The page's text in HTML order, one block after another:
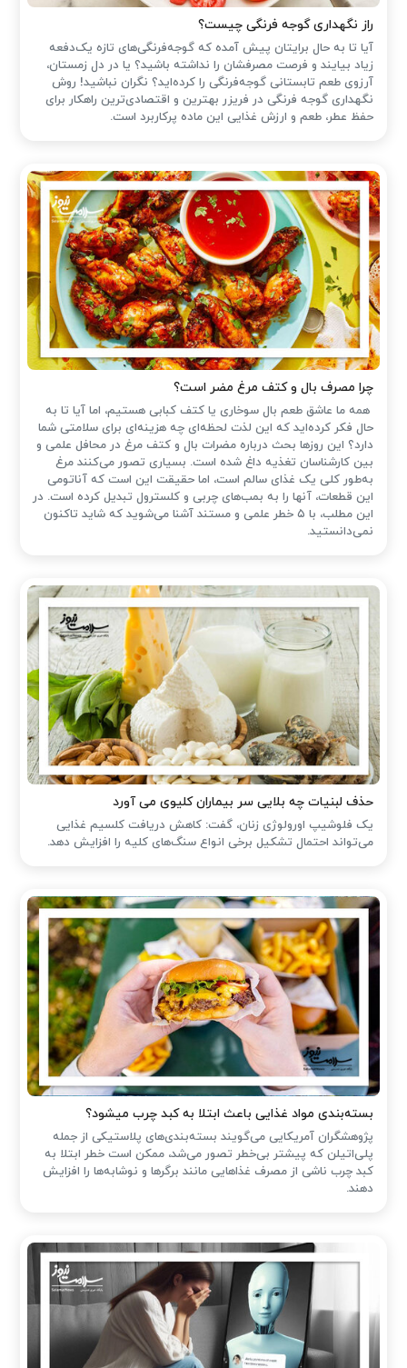
راز نگهداری گوجه فرنگی چیست؟
آیا تا به حال برایتان پیش آمده که گوجه‌فرنگی‌های تازه یک‌دفعه
زیاد بیایند و فرصت مصرفشان را نداشته باشید؟ یا در دل زمستان،
آرزوی طعم تابستانی گوجه‌فرنگی را کرده‌اید؟ نگران نباشید! روش
نگهداری گوجه فرنگی در فریزر بهترین و اقتصادی‌ترین راهکار برای
حفظ عطر، طعم و ارزش غذایی این ماده پرکاربرد است.
چرا مصرف بال و کتف مرغ مضر است؟
همه ما عاشق طعم بال سوخاری یا کتف کبابی هستیم، اما آیا تا به
حال فکر کرده‌اید که این لذت لحظه‌ای چه هزینه‌ای برای سلامتی شما
دارد؟ این روزها بحث درباره مضرات بال و کتف مرغ در محافل علمی و
بین کارشناسان تغذیه داغ شده است. بسیاری تصور می‌کنند مرغ
به‌طور کلی یک غذای سالم است، اما حقیقت این است که آناتومی
این قطعات، آنها را به بمب‌های چربی و کلسترول تبدیل کرده است. در
این مطلب، با ۵ خطر علمی و مستند آشنا می‌شوید که شاید تاکنون
نمی‌دانستید.
حذف لبنیات چه بلایی سر بیماران کلیوی می آورد
یک فلوشیپ اورولوژی زنان، گفت: کاهش دریافت کلسیم غذایی
می‌تواند احتمال تشکیل برخی انواع سنگ‌های کلیه را افزایش دهد.
بسته‌بندی مواد غذایی باعث ابتلا به کبد چرب میشود؟
پژوهشگران آمریکایی می‌گویند بسته‌بندی‌های پلاستیکی از جمله
پلی‌اتیلن که پیشتر بی‌خطر تصور می‌شد، ممکن است خطر ابتلا به
کبد چرب ناشی از مصرف غذاهایی مانند برگرها و نوشابه‌ها را افزایش
دهند.